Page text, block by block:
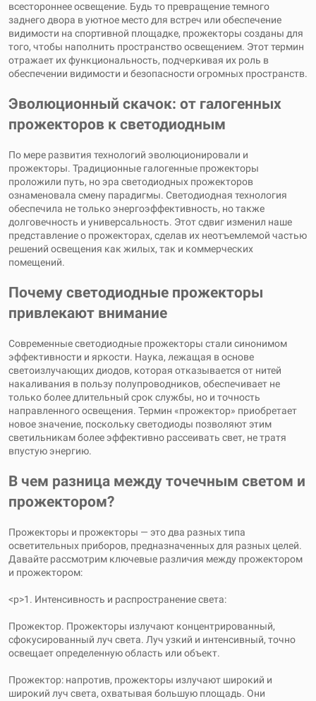
всестороннее освещение. Будь то превращение темного
заднего двора в уютное место для встреч или обеспечение
видимости на спортивной площадке, прожекторы созданы для
того, чтобы наполнить пространство освещением. Этот термин
отражает их функциональность, подчеркивая их роль в
обеспечении видимости и безопасности огромных пространств.
Эволюционный скачок: от галогенных
прожекторов к светодиодным
По мере развития технологий эволюционировали и
прожекторы. Традиционные галогенные прожекторы
проложили путь, но эра светодиодных прожекторов
ознаменовала смену парадигмы. Светодиодная технология
обеспечила не только энергоэффективность, но также
долговечность и универсальность. Этот сдвиг изменил наше
представление о прожекторах, сделав их неотъемлемой частью
решений освещения как жилых, так и коммерческих
помещений.
Почему светодиодные прожекторы
привлекают внимание
Современные светодиодные прожекторы стали синонимом
эффективности и яркости. Наука, лежащая в основе
светоизлучающих диодов, которая отказывается от нитей
накаливания в пользу полупроводников, обеспечивает не
только более длительный срок службы, но и точность
направленного освещения. Термин «прожектор» приобретает
новое значение, поскольку светодиоды позволяют этим
светильникам более эффективно рассеивать свет, не тратя
впустую энергию.
В чем разница между точечным светом и
прожектором?
Прожекторы и прожекторы — это два разных типа
осветительных приборов, предназначенных для разных целей.
Давайте рассмотрим ключевые различия между прожектором
и прожектором:
<р>1. Интенсивность и распространение света:
Прожектор. Прожекторы излучают концентрированный,
сфокусированный луч света. Луч узкий и интенсивный, точно
освещает определенную область или объект.
Прожектор: напротив, прожекторы излучают широкий и
широкий луч света, охватывая большую площадь. Они